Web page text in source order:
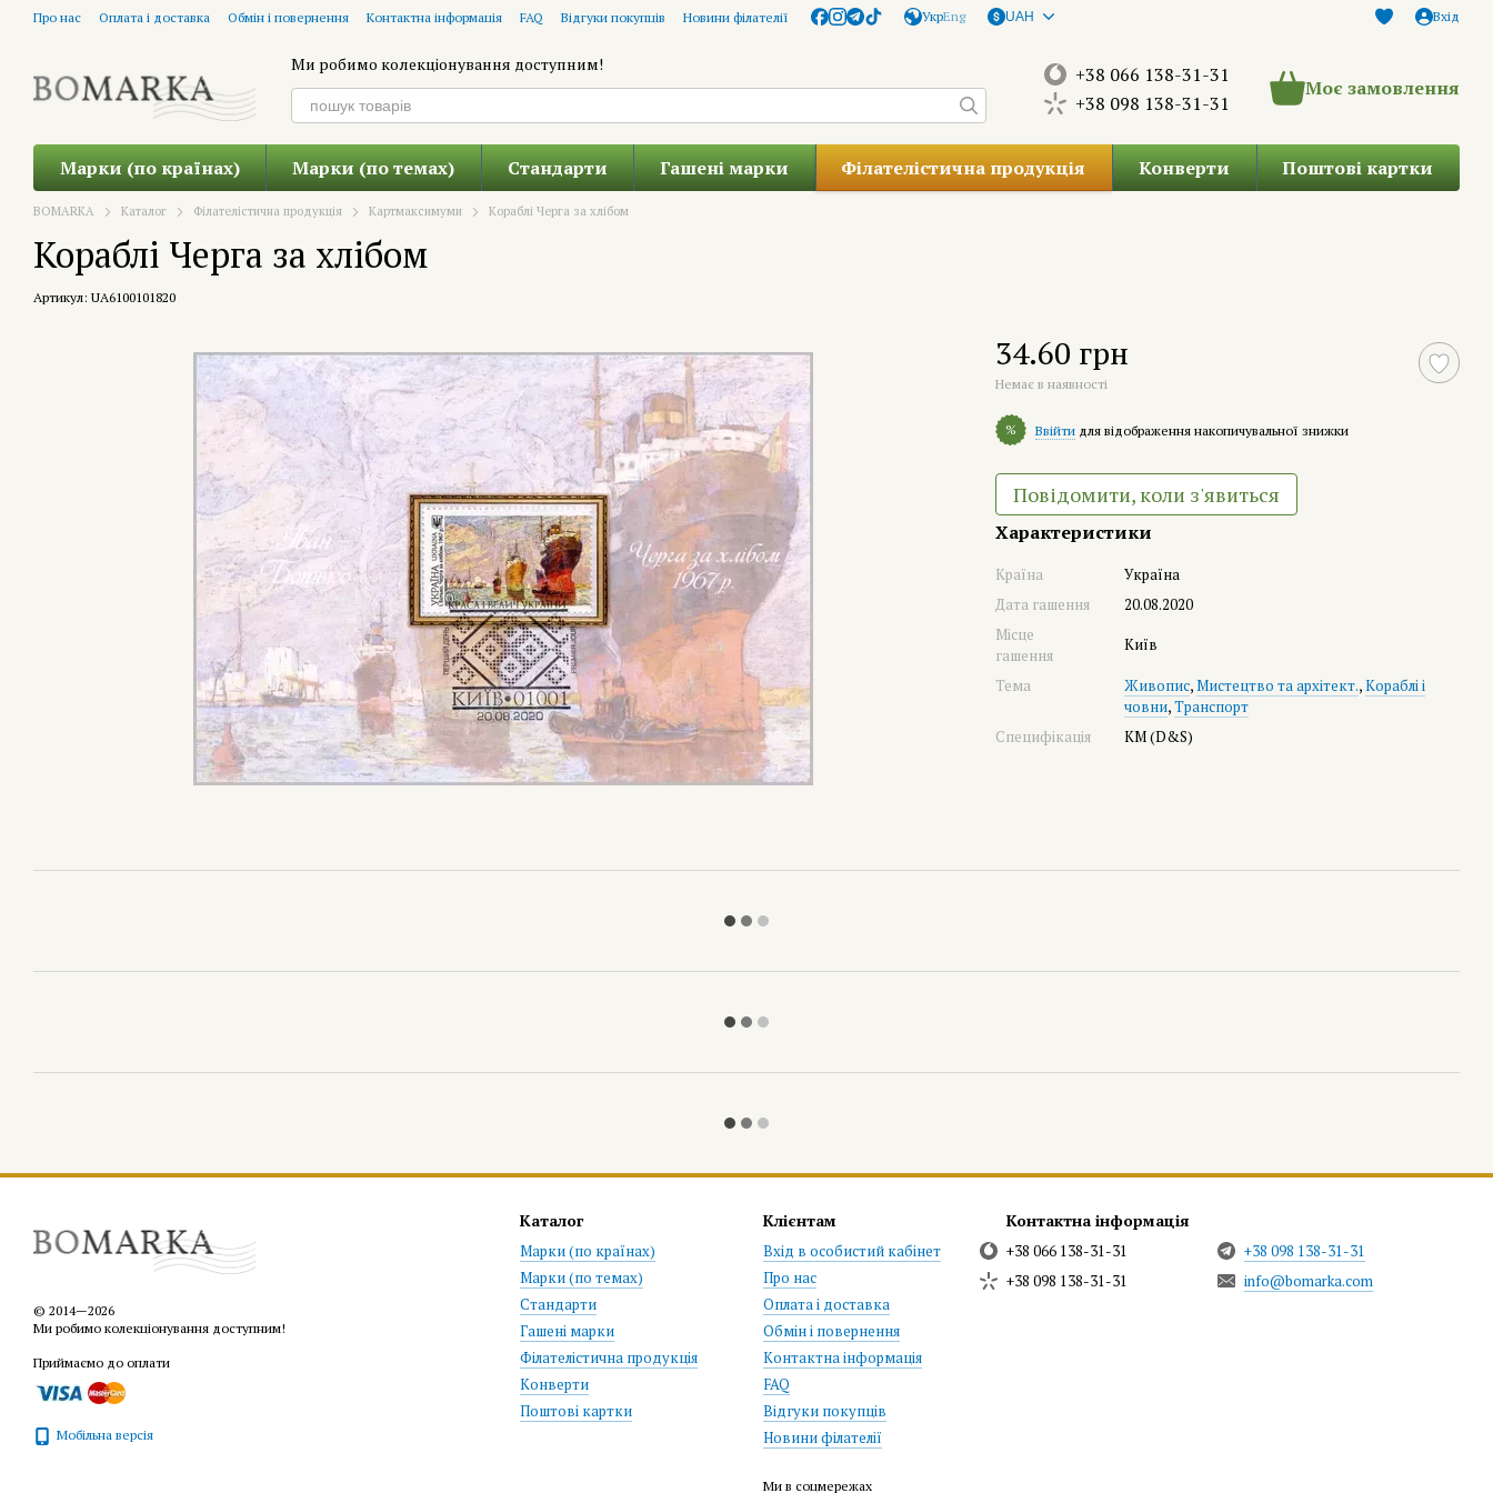
Перейти до основного контенту
Про нас Оплата і доставка Обмін і повернення Контактна інформація FAQ Відгуки покупців Новини філателії УкрEng UAH Вхід
Ми робимо колекціонування доступним!
+38 066 138-31-31
+38 098 138-31-31
Моє замовлення
Марки (по країнах) Марки (по темах) Стандарти Гашені марки Філателістична продукція Конверти Поштові картки
BOMARKA Каталог Філателістична продукція Картмаксимуми Кораблі Черга за хлібом
Кораблі Черга за хлібом
Артикул: UA6100101820
34.60 грн
Немає в наявності
% Ввійти для відображення накопичувальної знижки
Повідомити, коли з'явиться
Характеристики
Країна
Україна
Дата гашення
20.08.2020
Місце
гашення
Київ
Тема Живопис,Мистецтво та архітект.,Кораблі і
човни,Транспорт
Специфікація
КМ (D&S)
© 2014—2026
Ми робимо колекціонування доступним!
Приймаємо до оплати
Мобільна версія
Каталог
Марки (по країнах)
Марки (по темах)
Стандарти
Гашені марки
Філателістична продукція
Конверти
Поштові картки
Клієнтам
Вхід в особистий кабінет
Про нас
Оплата і доставка
Обмін і повернення
Контактна інформація
FAQ
Відгуки покупців
Новини філателії
Ми в соцмережах
Контактна інформація
+38 066 138-31-31
+38 098 138-31-31
+38 098 138-31-31
info@bomarka.com